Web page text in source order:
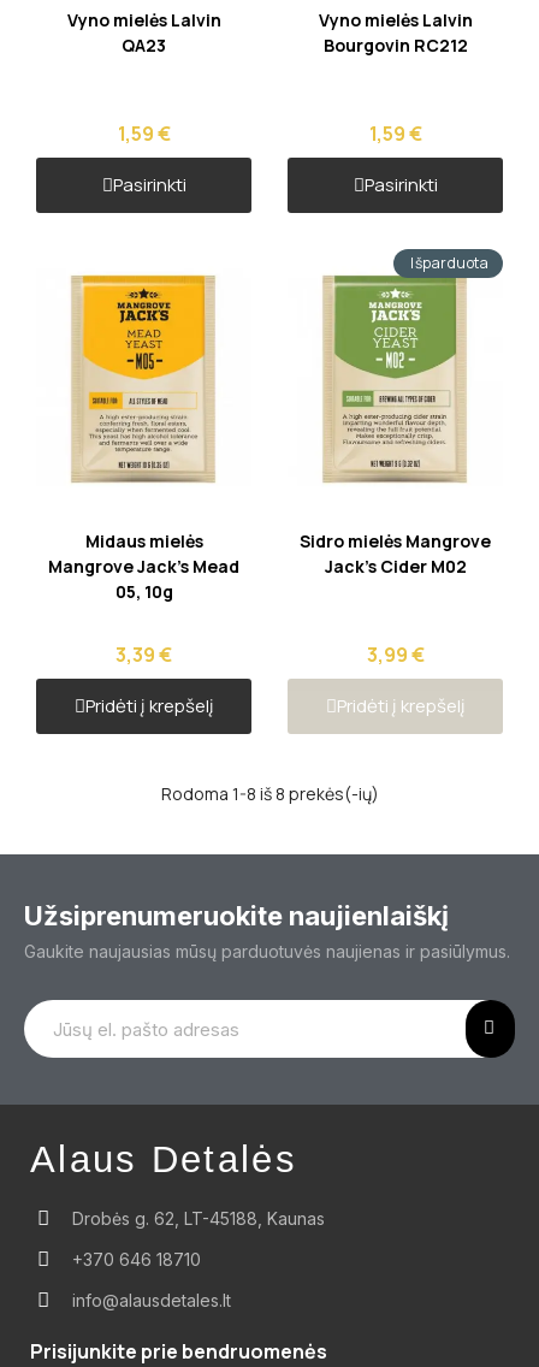
Greita peržiūra
Vyno mielės Lalvin
QA23
1,59 €
Pasirinkti
Greita peržiūra
Vyno mielės Lalvin
Bourgovin RC212
1,59 €
Pasirinkti
Greita peržiūra
Midaus mielės
Mangrove Jack's Mead
05, 10g
3,39 €
Pridėti į krepšelį
Greita peržiūra
Išparduota
Sidro mielės Mangrove
Jack's Cider M02
3,99 €
Pridėti į krepšelį
Rodoma 1-8 iš 8 prekės(-ių)
Užsiprenumeruokite naujienlaiškį
Gaukite naujausias mūsų parduotuvės naujienas ir pasiūlymus.
Alaus Detalės
Drobės g. 62, LT-45188, Kaunas
+370 646 18710
info@alausdetales.lt
Prisijunkite prie bendruomenės